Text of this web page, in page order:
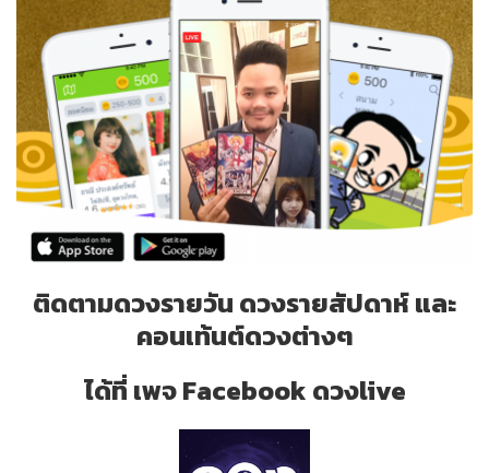
ติดตามดวงรายวัน ดวงรายสัปดาห์ และ
คอนเท้นต์ดวงต่างๆ
ได้ที่ เพจ Facebook ดวงlive